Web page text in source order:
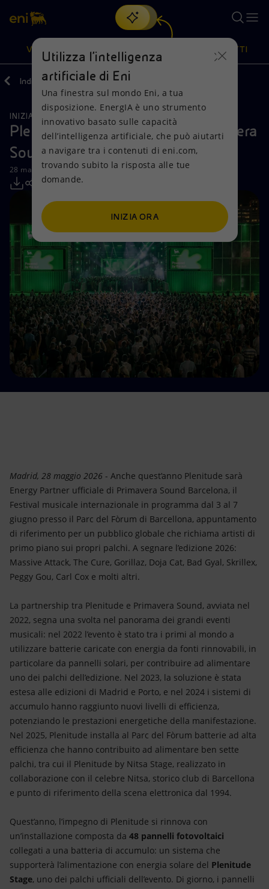
Cerca
scopri EnergIA, la nostra nuova soluzione di intelligenza
artificiale.
VISIONE
Visione
Mission e valori
Persone e Partnership
Net Zero
Modello satellitare
Energia accessibile
Innovazione
Scenari energetici
Azioni
Diversificazione energetica
Tecnologie per la transizione
Collaborazioni per l'innovazione
Attività nel mondo
PRODOTTI
Prodotti
Casa
Imprese
Mobilità
Indietro Media Comunicati Stampa
INIZIATIVE PER I TERRITORI
Plenitude Energy Partner di Primavera
Sound 2026
28 maggio 2026 - 15:00 CEST
Madrid, 28 maggio 2026 - Anche quest’anno Plenitude sarà
Energy Partner ufficiale di Primavera Sound Barcelona, il
Festival musicale internazionale in programma dal 3 al 7
giugno presso il Parc del Fòrum di Barcellona, appuntamento
di riferimento per un pubblico globale che richiama artisti di
primo piano sui propri palchi. A segnare l’edizione 2026:
Massive Attack, The Cure, Gorillaz, Doja Cat, Bad Gyal, Skrillex,
Peggy Gou, Carl Cox e molti altri.
La partnership tra Plenitude e Primavera Sound, avviata nel
2022, segna una svolta nel panorama dei grandi eventi
musicali: nel 2022 l’evento è stato tra i primi al mondo a
utilizzare batterie caricate con energia da fonti rinnovabili, in
particolare da pannelli solari, per contribuire ad alimentare
uno dei palchi dell’edizione. Nel 2023, la soluzione è stata
estesa alle edizioni di Madrid e Porto, e nel 2024 i sistemi di
accumulo hanno raggiunto nuovi livelli di efficienza,
potenziando le prestazioni energetiche della manifestazione.
Nel 2025, Plenitude installa al Parc del Fòrum batterie ad alta
efficienza che hanno contribuito ad alimentare ben sette
palchi, tra cui il Plenitude by Nitsa Stage, realizzato in
collaborazione con il celebre Nitsa, storico club di Barcellona
e punto di riferimento della scena elettronica dal 1994.
Quest’anno, l’impegno di Plenitude si rinnova con
un’installazione composta da 48 pannelli fotovoltaici
collegati a una batteria di accumulo: un sistema che
supporterà l’alimentazione con energia solare del Plenitude
Stage, uno dei palchi ufficiali dell’evento. Di giorno, i pannelli
Utilizza l'intelligenza
artificiale di Eni
Una finestra sul mondo Eni, a tua
disposizione. EnergIA è uno strumento
innovativo basato sulle capacità
dell’intelligenza artificiale, che può aiutarti
a navigare tra i contenuti di eni.com,
trovando subito la risposta alle tue
domande.
INIZIA ORA